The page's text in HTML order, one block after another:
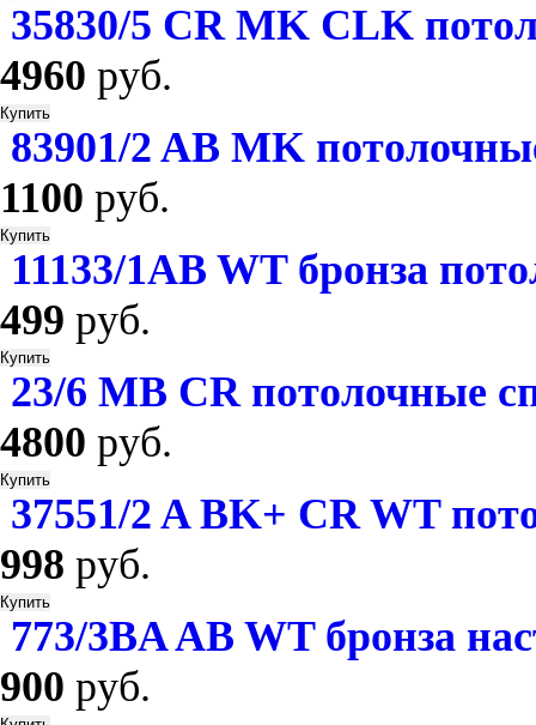
35830/5 CR MK CLK
4960 руб.
83901/2 AB MK
1100 руб.
11133/1AB WT бронза
499 руб.
23/6 MB CR потолочные
4800 руб.
37551/2 A BK+ СR WT
998 руб.
773/3BA AB WT бронза
900 руб.